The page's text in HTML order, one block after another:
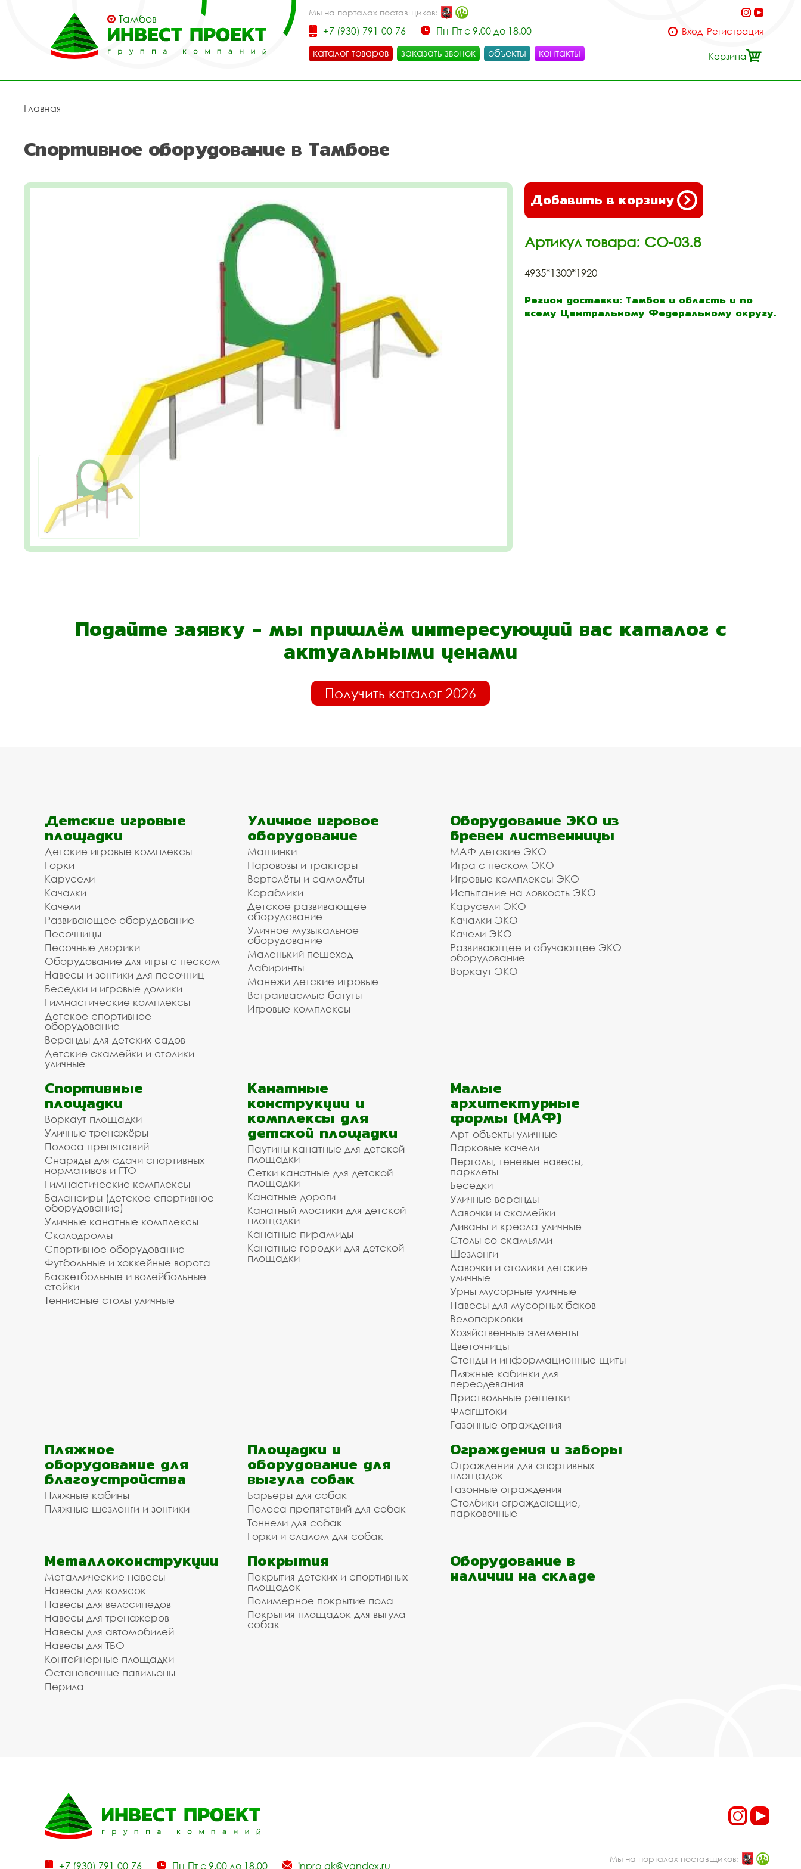
Тамбов
Мы на порталах поставщиков:
+7 (930) 791-00-76
Пн-Пт с 9.00 до 18.00
каталог товаров
заказать звонок объекты контакты
Вход Регистрация
Корзина
Главная
Спортивное оборудование в Тамбове
Добавить в корзину
Артикул товара: СО-03.8
4935*1300*1920
Регион доставки: Тамбов и область и по
всему Центральному Федеральному округу.
Подайте заявку - мы пришлём интересующий вас каталог с
актуальными ценами
Получить каталог 2026
Детские игровые
площадки
Детские игровые комплексы
Горки
Карусели
Качалки
Качели
Развивающее оборудование
Песочницы
Песочные дворики
Оборудование для игры с песком
Навесы и зонтики для песочниц
Беседки и игровые домики
Гимнастические комплексы
Детское спортивное
оборудование
Веранды для детских садов
Детские скамейки и столики
уличные
Уличное игровое
оборудование
Машинки
Паровозы и тракторы
Вертолёты и самолёты
Кораблики
Детское развивающее
оборудование
Уличное музыкальное
оборудование
Маленький пешеход
Лабиринты
Манежи детские игровые
Встраиваемые батуты
Игровые комплексы
Оборудование ЭКО из
бревен лиственницы
МАФ детские ЭКО
Игра с песком ЭКО
Игровые комплексы ЭКО
Испытание на ловкость ЭКО
Карусели ЭКО
Качалки ЭКО
Качели ЭКО
Развивающее и обучающее ЭКО
оборудование
Воркаут ЭКО
Спортивные
площадки
Воркаут площадки
Уличные тренажёры
Полоса препятствий
Снаряды для сдачи спортивных
нормативов и ГТО
Гимнастические комплексы
Балансиры (детское спортивное
оборудование)
Уличные канатные комплексы
Скалодромы
Спортивное оборудование
Футбольные и хоккейные ворота
Баскетбольные и волейбольные
стойки
Теннисные столы уличные
Канатные
конструкции и
комплексы для
детской площадки
Паутины канатные для детской
площадки
Сетки канатные для детской
площадки
Канатные дороги
Канатный мостики для детской
площадки
Канатные пирамиды
Канатные городки для детской
площадки
Малые
архитектурные
формы (МАФ)
Арт-объекты уличные
Парковые качели
Перголы, теневые навесы,
парклеты
Беседки
Уличные веранды
Лавочки и скамейки
Диваны и кресла уличные
Столы со скамьями
Шезлонги
Лавочки и столики детские
уличные
Урны мусорные уличные
Навесы для мусорных баков
Велопарковки
Хозяйственные элементы
Цветочницы
Стенды и информационные щиты
Пляжные кабинки для
переодевания
Приствольные решетки
Флагштоки
Газонные ограждения
Пляжное
оборудование для
благоустройства
Пляжные кабины
Пляжные шезлонги и зонтики
Площадки и
оборудование для
выгула собак
Барьеры для собак
Полоса препятствий для собак
Тоннели для собак
Горки и слалом для собак
Ограждения и заборы
Ограждения для спортивных
площадок
Газонные ограждения
Столбики ограждающие,
парковочные
Металлоконструкции
Металлические навесы
Навесы для колясок
Навесы для велосипедов
Навесы для тренажеров
Навесы для автомобилей
Навесы для ТБО
Контейнерные площадки
Остановочные павильоны
Перила
Покрытия
Покрытия детских и спортивных
площадок
Полимерное покрытие пола
Покрытия площадок для выгула
собак
Оборудование в
наличии на складе
+7 (930) 791-00-76 Пн-Пт с 9.00 до 18.00 inpro-gk@yandex.ru
Мы на порталах поставщиков: